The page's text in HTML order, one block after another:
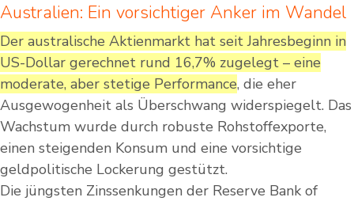
Australien: Ein vorsichtiger Anker im Wandel
Der australische Aktienmarkt hat seit Jahresbeginn in
US-Dollar gerechnet rund 16,7% zugelegt – eine
moderate, aber stetige Performance, die eher
Ausgewogenheit als Überschwang widerspiegelt. Das
Wachstum wurde durch robuste Rohstoffexporte,
einen steigenden Konsum und eine vorsichtige
geldpolitische Lockerung gestützt.
Die jüngsten Zinssenkungen der Reserve Bank of